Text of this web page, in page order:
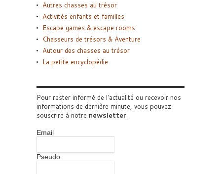
Autres chasses au trésor
Activités enfants et familles
Escape games & escape rooms
Chasseurs de trésors & Aventure
Autour des chasses au trésor
La petite encyclopédie
Pour rester informé de l'actualité ou recevoir nos
informations de dernière minute, vous pouvez
souscrire à notre newsletter.
Email
Pseudo